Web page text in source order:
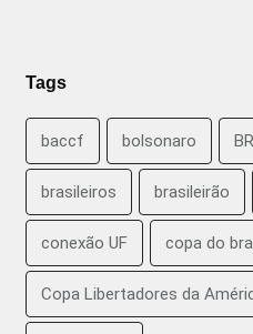
Tags
baccf bolsonaro
brasileiros brasileirão
conexão UF copa do
Copa Libertadores da